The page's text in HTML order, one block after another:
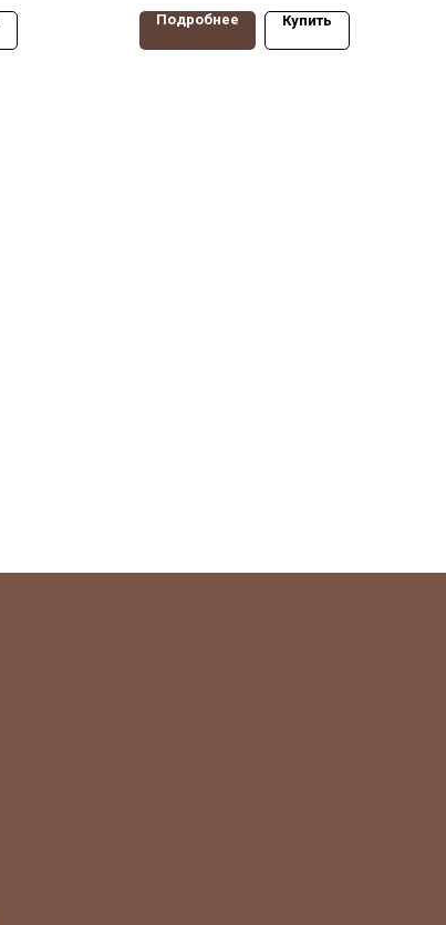
Подробнее Купить